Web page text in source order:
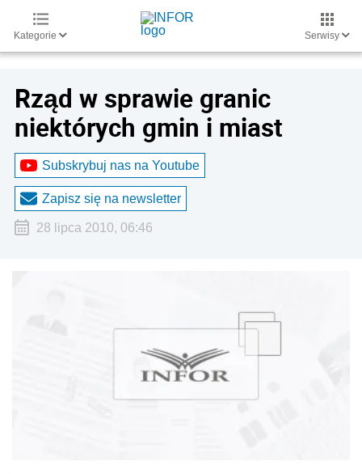
Kategorie Serwisy
Rząd w sprawie granic
niektórych gmin i miast
Subskrybuj nas na Youtube
Zapisz się na newsletter
28 lipca 2010, 06:46